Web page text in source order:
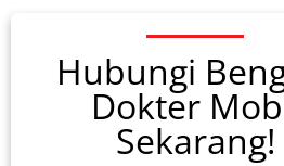
Hubungi
Dokter
Sekarang!